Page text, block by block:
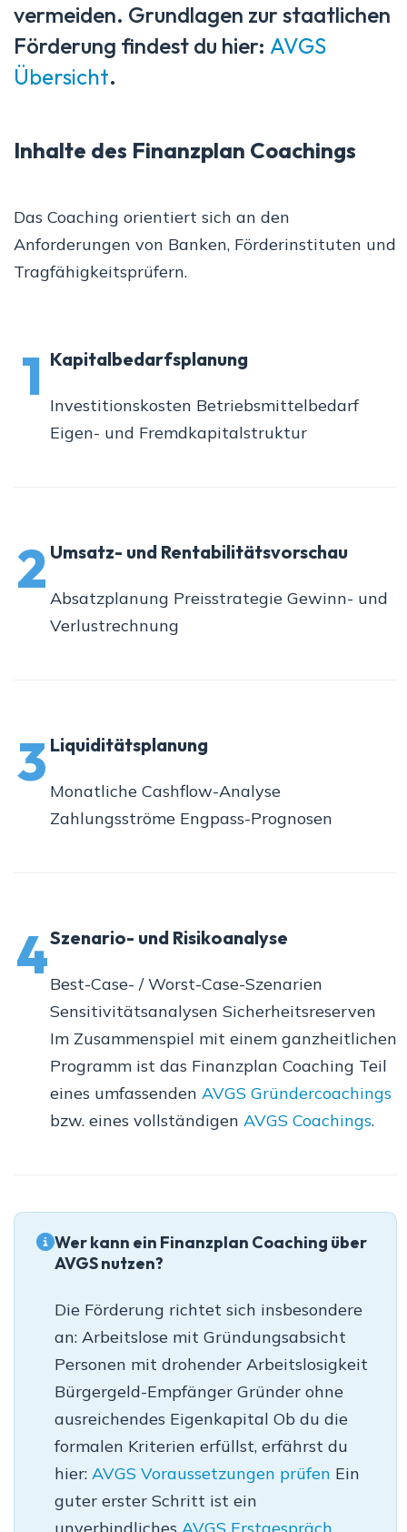
vermeiden. Grundlagen zur staatlichen
Förderung findest du hier: AVGS
Übersicht.
Inhalte des Finanzplan Coachings
Das Coaching orientiert sich an den
Anforderungen von Banken, Förderinstituten und
Tragfähigkeitsprüfern.
1 Kapitalbedarfsplanung
Investitionskosten Betriebsmittelbedarf
Eigen- und Fremdkapitalstruktur
2 Umsatz- und Rentabilitätsvorschau
Absatzplanung Preisstrategie Gewinn- und
Verlustrechnung
3 Liquiditätsplanung
Monatliche Cashflow-Analyse
Zahlungsströme Engpass-Prognosen
4Szenario- und Risikoanalyse
Best-Case- / Worst-Case-Szenarien
Sensitivitätsanalysen Sicherheitsreserven
Im Zusammenspiel mit einem ganzheitlichen
Programm ist das Finanzplan Coaching Teil
eines umfassenden AVGS Gründercoachings
bzw. eines vollständigen AVGS Coachings.
Wer kann ein Finanzplan Coaching über
AVGS nutzen?
Die Förderung richtet sich insbesondere
an: Arbeitslose mit Gründungsabsicht
Personen mit drohender Arbeitslosigkeit
Bürgergeld-Empfänger Gründer ohne
ausreichendes Eigenkapital Ob du die
formalen Kriterien erfüllst, erfährst du
hier: AVGS Voraussetzungen prüfen Ein
guter erster Schritt ist ein